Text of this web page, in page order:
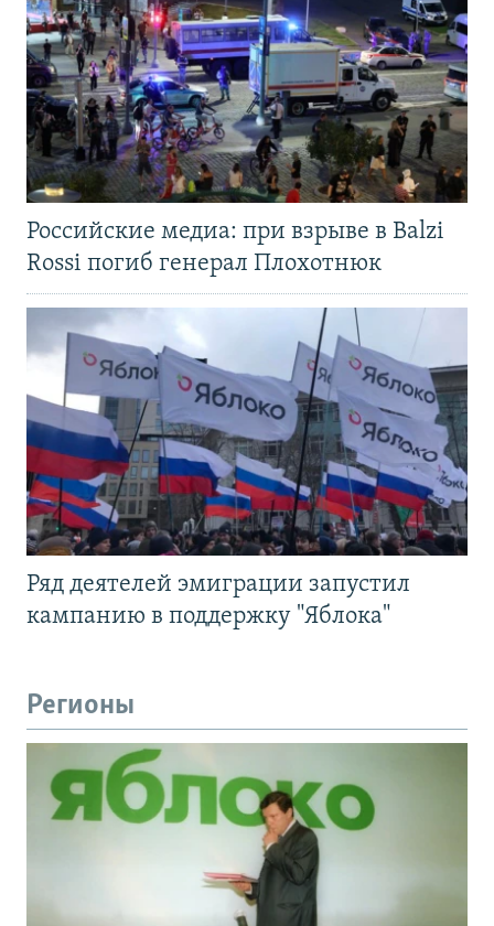
Российские медиа: при взрыве в Balzi
Rossi погиб генерал Плохотнюк
Ряд деятелей эмиграции запустил
кампанию в поддержку "Яблока"
Регионы